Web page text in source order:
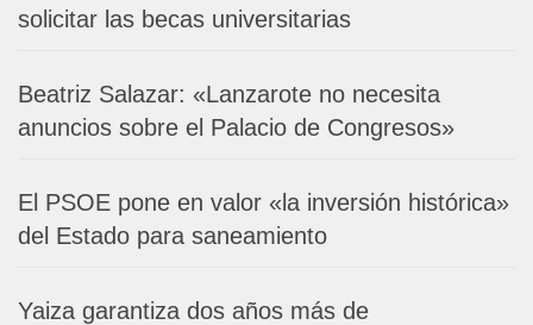
solicitar las becas universitarias
Beatriz Salazar: «Lanzarote no necesita
anuncios sobre el Palacio de Congresos»
El PSOE pone en valor «la inversión histórica»
del Estado para saneamiento
Yaiza garantiza dos años más de